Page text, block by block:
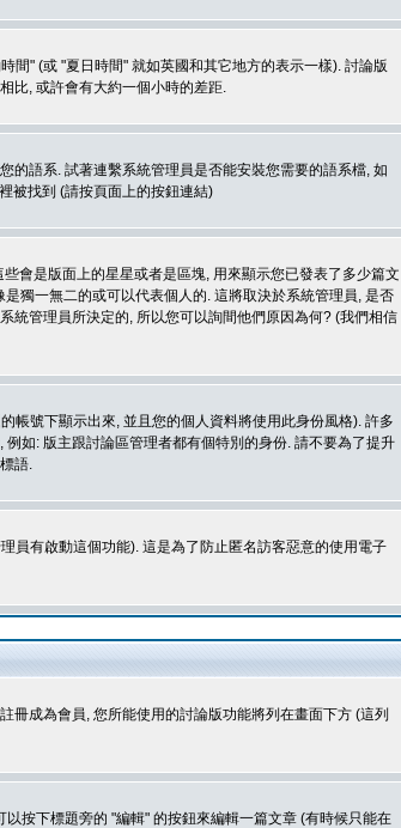
間" (或 "夏日時間" 就如英國和其它地方的表示一樣). 討論版
比, 或許會有大約一個小時的差距.
的語系. 試著連繫系統管理員是否能安裝您需要的語系檔, 如
被找到 (請按頁面上的按鈕連結)
會是版面上的星星或者是區塊, 用來顯示您已發表了多少篇文
獨一無二的或可以代表個人的. 這將取決於系統管理員, 是否
統管理員所決定的, 所以您可以詢間他們原因為何? (我們相信
帳號下顯示出來, 並且您的個人資料將使用此身份風格). 許多
如: 版主跟討論區管理者都有個特別的身份. 請不要為了提升
語.
員有啟動這個功能). 這是為了防止匿名訪客惡意的使用電子
冊成為會員, 您所能使用的討論版功能將列在畫面下方 (這列
按下標題旁的 "編輯" 的按鈕來編輯一篇文章 (有時候只能在